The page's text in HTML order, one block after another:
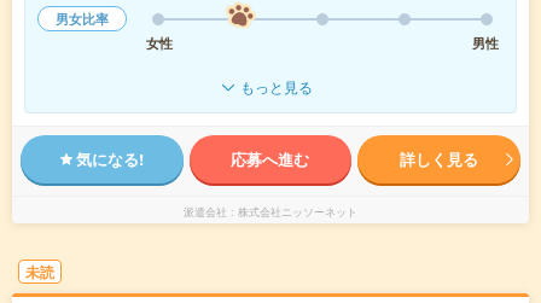
男女比率
女性
男性
もっと見る
気になる! 応募へ進む 詳しく見る
派遣会社 株式会社ニッソーネット
未読